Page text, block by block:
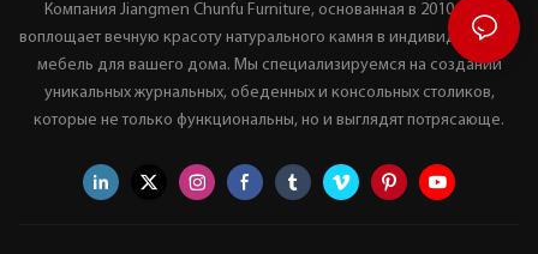
Компания Jiangmen Chunfu Furniture, основанная в 2010 году,
воплощает вечную красоту натурального камня в индивидуальную
мебель для вашего дома. Мы специализируемся на создании
уникальных журнальных, обеденных и консольных столиков,
которые не только функциональны, но и выглядят потрясающе.